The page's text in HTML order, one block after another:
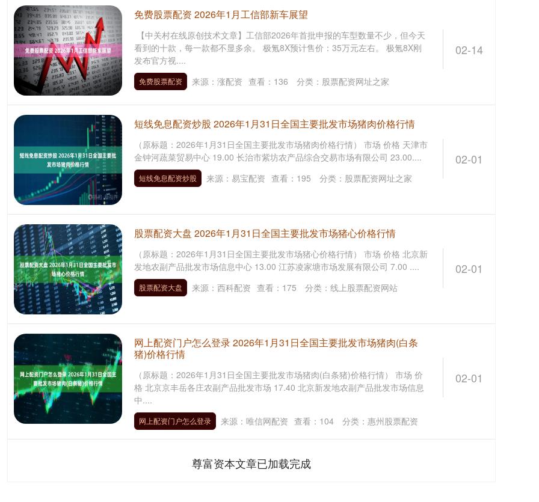
02-14
免费股票配资 2026年1月工信部新车展望
【中关村在线原创技术文章】工信部2026年首批申报的车型数量不少，但今天
看到的十款，每一款都不显多余。 极氪8X预计售价：35万元左右。 极氪8X刚
发布官方视....
免费股票配资 来源：涨配资 查看： 136 分类： 股票配资网址之家
02-01
短线免息配资炒股 2026年1月31日全国主要批发市场猪肉价格行情
（原标题：2026年1月31日全国主要批发市场猪肉价格行情） 市场 价格 天津市
金钟河蔬菜贸易中心 19.00 长治市紫坊农产品综合交易市场有限公司 23.00....
短线免息配资炒股 来源：易宝配资 查看： 195 分类： 股票配资网址之家
02-01
股票配资大盘 2026年1月31日全国主要批发市场猪心价格行情
（原标题：2026年1月31日全国主要批发市场猪心价格行情） 市场 价格 北京新
发地农副产品批发市场信息中心 13.00 江苏凌家塘市场发展有限公司 7.00 ....
股票配资大盘 来源：西科配资 查看： 175 分类： 线上股票配资网站
02-01
网上配资门户怎么登录 2026年1月31日全国主要批发市场猪肉(白条
猪)价格行情
（原标题：2026年1月31日全国主要批发市场猪肉(白条猪)价格行情） 市场 价
格 北京京丰岳各庄农副产品批发市场 17.40 北京新发地农副产品批发市场信息
中....
网上配资门户怎么登录 来源：唯信网配资 查看： 104 分类： 惠州股票配资
尊富资本文章已加载完成